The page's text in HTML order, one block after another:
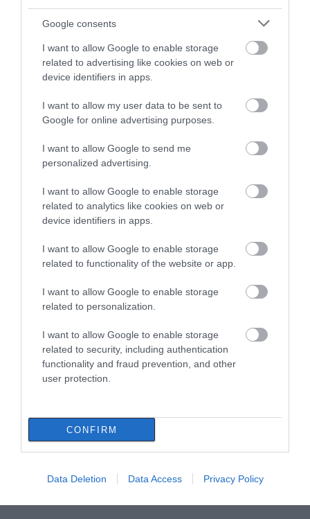
Google consents
I want to allow Google to enable storage
related to advertising like cookies on web or
device identifiers in apps.
I want to allow my user data to be sent to
Google for online advertising purposes.
I want to allow Google to send me
personalized advertising.
I want to allow Google to enable storage
related to analytics like cookies on web or
device identifiers in apps.
I want to allow Google to enable storage
related to functionality of the website or app.
I want to allow Google to enable storage
related to personalization.
I want to allow Google to enable storage
related to security, including authentication
functionality and fraud prevention, and other
user protection.
CONFIRM
Data Deletion Data Access Privacy Policy
Φωτιά σε λεωφορείο στην Εύβοια
05.08.2026 | 20:39
Η λειτουργία στα κλειδιά του
γνωρίζουν και είναι πολύ χρήσιμη
το καλοκαίρι
Ποιες περιοχές θα
διακοπή ρεύματος
στην Εύβοια
Εύβοια τώρα διακοπή
περιοχή της
Αμαρύνθου